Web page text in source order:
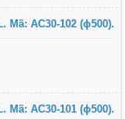
Mã: AC30-102 (ɸ500).
Mã: AC30-101 (ɸ500).